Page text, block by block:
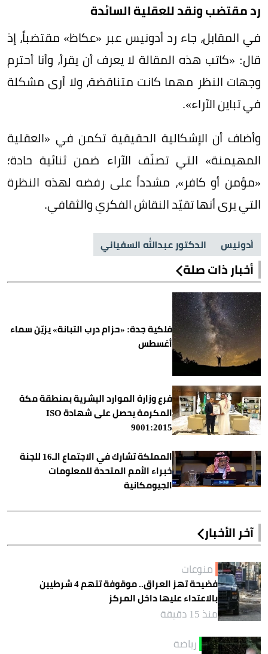
رد مقتضب ونقد للعقلية السائدة
في المقابل، جاء رد أدونيس عبر «عكاظ» مقتضباً، إذ
قال: «كاتب هذه المقالة لا يعرف أن يقرأ، وأنا أحترم
وجهات النظر مهما كانت متناقضة، ولا أرى مشكلة
في تباين الآراء».
وأضاف أن الإشكالية الحقيقية تكمن في «العقلية
المهيمنة» التي تصنّف الآراء ضمن ثنائية حادة؛
«مؤمن أو كافر»، مشدداً على رفضه لهذه النظرة
التي يرى أنها تقيّد النقاش الفكري والثقافي.
أدونيس الدكتور عبدالله السفياني
أخبار ذات صلة
فلكية جدة: «حزام درب التبانة» يزيّن سماء
أغسطس
فرع وزارة الموارد البشرية بمنطقة مكة
المكرمة يحصل على شهادة ISO
9001:2015
المملكة تشارك في الاجتماع الـ16 للجنة
خبراء الأمم المتحدة للمعلومات
الجيومكانية
آخر الأخبار
منوعات
فضيحة تهز العراق.. موقوفة تتهم 4 شرطيين
بالاعتداء عليها داخل المركز
منذ 15 دقيقة
رياضة